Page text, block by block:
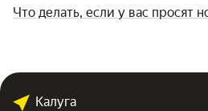
Что делать, если у вас просят
Калуга